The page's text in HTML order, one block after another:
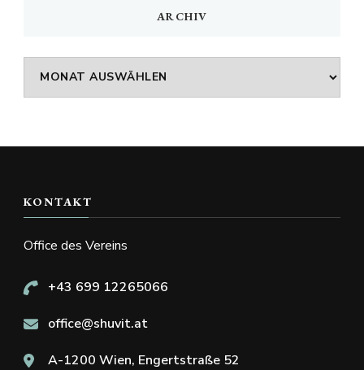
ARCHIV
Archiv
KONTAKT
Office des Vereins
+43 699 12265066
office@shuvit.at
A-1200 Wien, Engertstraße 52